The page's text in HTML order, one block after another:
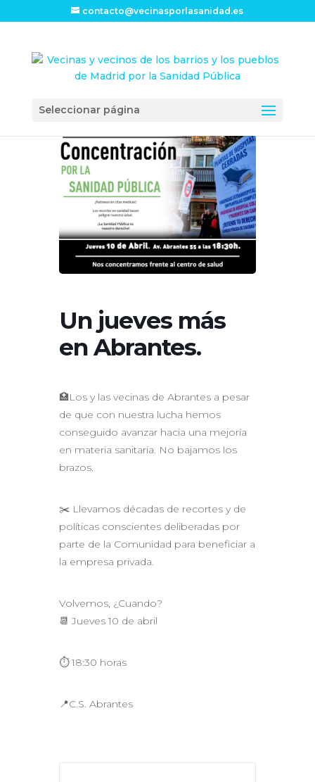
contacto@vecinasporlasanidad.es
Seleccionar página
Un jueves más
en Abrantes.
🏥Los y las vecinas de Abrantes a pesar
de que con nuestra lucha hemos
conseguido avanzar hacia una mejoría
en materia sanitaria. No bajamos los
brazos.
✂️ Llevamos décadas de recortes y de
políticas conscientes deliberadas por
parte de la Comunidad para beneficiar a
la empresa privada.
Volvemos, ¿Cuando?
📆 Jueves 10 de abril
⏱️ 18:30 horas
📍C.S. Abrantes